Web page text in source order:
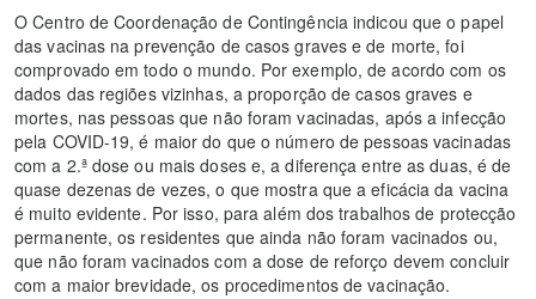
O Centro de Coordenação de Contingência indicou que o papel
das vacinas na prevenção de casos graves e de morte, foi
comprovado em todo o mundo. Por exemplo, de acordo com os
dados das regiões vizinhas, a proporção de casos graves e
mortes, nas pessoas que não foram vacinadas, após a infecção
pela COVID-19, é maior do que o número de pessoas vacinadas
com a 2.ª dose ou mais doses e, a diferença entre as duas, é de
quase dezenas de vezes, o que mostra que a eficácia da vacina
é muito evidente. Por isso, para além dos trabalhos de protecção
permanente, os residentes que ainda não foram vacinados ou,
que não foram vacinados com a dose de reforço devem concluir
com a maior brevidade, os procedimentos de vacinação.